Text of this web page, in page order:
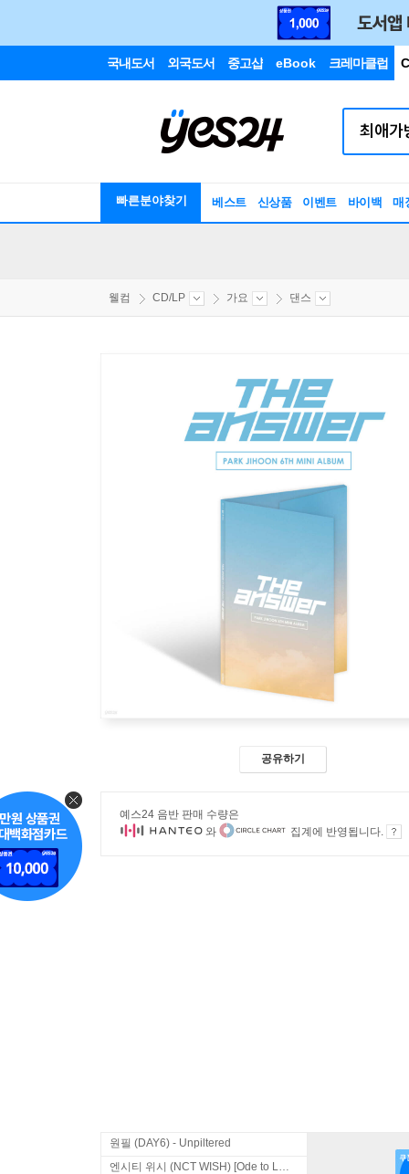
국내도서 외국도서 중고샵 eBook 크레마클럽
빠른분야찾기 베스트 신상품 이벤트 바이백 매
웰컴 CD/LP 가요 댄스
공유하기
예스24 음반 판매 수량은
와
집계에 반영됩니다.
원필 (DAY6) - Unpiltered
엔시티 위시 (NCT WISH) [Ode to Love]